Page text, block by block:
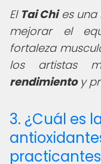
El Tai Chies una
mejorar el
fortaleza
los artistas
rendimientoy
3. ¿Cuál es